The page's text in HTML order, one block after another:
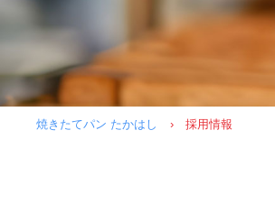
焼きたてパン たかはし › 採用情報